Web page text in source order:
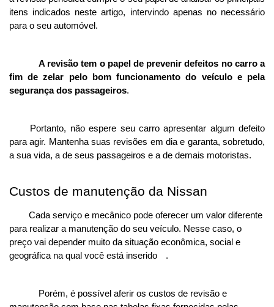
itens indicados neste artigo, intervindo apenas no necessário
para o seu automóvel.
A revisão tem o papel de prevenir defeitos no carro a
fim de zelar pelo bom funcionamento do veículo e pela
segurança dos passageiros.
Portanto, não espere seu carro apresentar algum defeito
para agir. Mantenha suas revisões em dia e garanta, sobretudo,
a sua vida, a de seus passageiros e a de demais motoristas.
Custos de manutenção da Nissan
Cada serviço e mecânico pode oferecer um valor diferente
para realizar a manutenção do seu veículo. Nesse caso, o
preço vai depender muito da situação econômica, social e
geográfica na qual você está inserido
.
Porém, é possível aferir os custos de revisão e